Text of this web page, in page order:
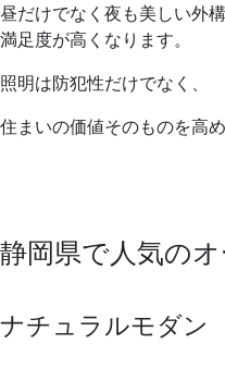
昼だけでなく夜も美しい外
満足度が高くなります。
照明は防犯性だけでなく、
住まいの価値そのものを高め
静岡県で人気の
ナチュラルモダン